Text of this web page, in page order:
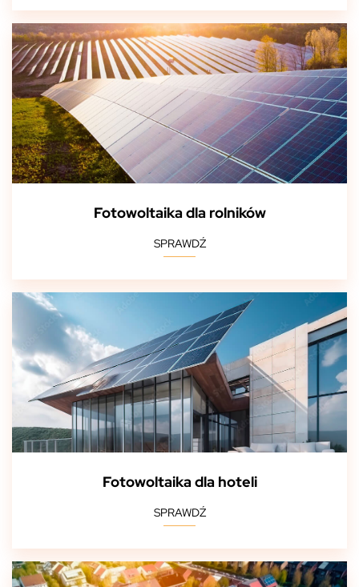
Fotowoltaika dla rolników
SPRAWDŹ
Fotowoltaika dla hoteli
SPRAWDŹ